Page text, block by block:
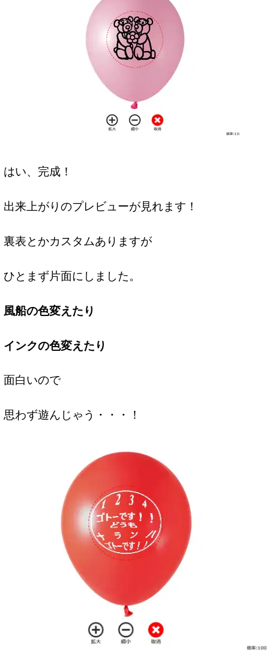
はい、完成！
出来上がりのプレビューが見れます！
裏表とかカスタムありますが
ひとまず片面にしました。
風船の色変えたり
インクの色変えたり
面白いので
思わず遊んじゃう・・・！